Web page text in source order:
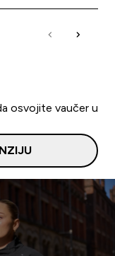
osvojite vaučer u